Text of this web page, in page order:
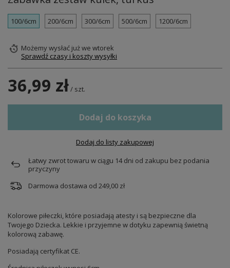
100/6cm 200/6cm 300/6cm 500/6cm 1200/6cm
Możemy wysłać jużwe wtorek
Sprawdź czasy i koszty wysyłki
36,99 zł/ szt.
Dodaj do koszyka
Dodaj do listy zakupowej
Łatwy zwrot towaru w ciągu 14dni od zakupu bez podania
przyczyny
Darmowa dostawa od 249,00 zł
Kolorowe piłeczki, które posiadają atesty i są bezpieczne dla
Twojego Dziecka. Lekkie i przyjemne w dotyku zapewnią świetną
kolorową zabawę.
Posiadają certyfikat CE.